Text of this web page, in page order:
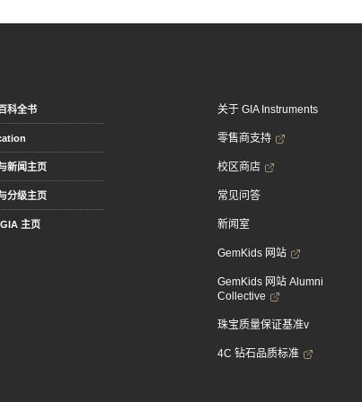
科全书
新闻主页
分级主页
主页
关于 GIA Instruments
零售商支持
校区商店
常见问答
新闻室
GemKids 网站
GemKids 网站 Alumni
Collective
珠宝质量保证基准v
4C 钻石品质标准